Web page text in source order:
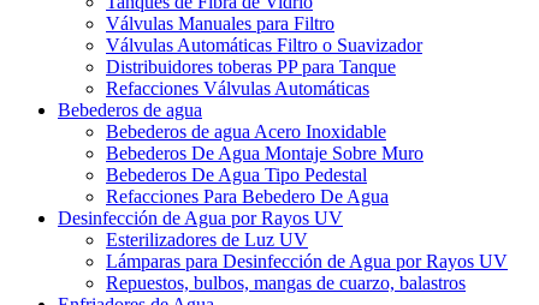
Válvulas Manuales para Filtro
Válvulas Automáticas Filtro o Suavizador
Distribuidores toberas PP para Tanque
Refacciones Válvulas Automáticas
Bebederos de agua
Bebederos de agua Acero Inoxidable
Bebederos De Agua Montaje Sobre Muro
Bebederos De Agua Tipo Pedestal
Refacciones Para Bebedero De Agua
Desinfección de Agua por Rayos UV
Esterilizadores de Luz UV
Lámparas para Desinfección de Agua por Rayos UV
Repuestos, bulbos, mangas de cuarzo, balastros